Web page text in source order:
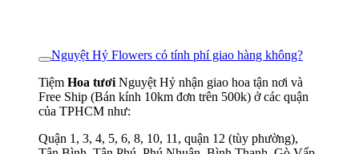
Nguyệt Hỷ Flowers có tính phí giao hàng không?
Tiệm Hoa tươi Nguyệt Hỷ nhận giao hoa tận nơi và
Free Ship (Bán kính 10km đơn trên 500k) ở các quận
của TPHCM như:
Quận 1, 3, 4, 5, 6, 8, 10, 11, quận 12 (tùy phường),